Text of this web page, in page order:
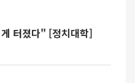
터졌다" [정치대학]